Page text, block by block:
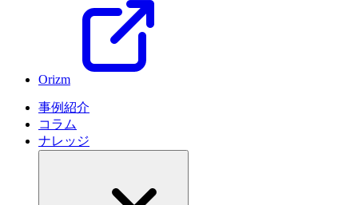
Orizm
事例紹介
コラム
ナレッジ